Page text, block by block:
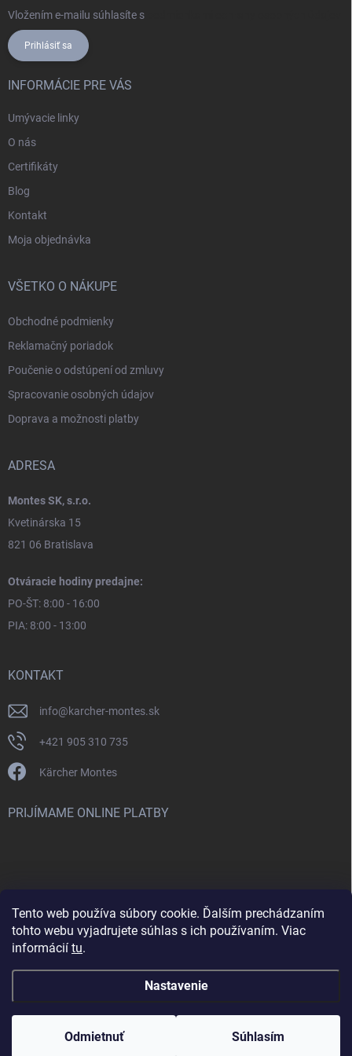
Tento web používa súbory cookie. Ďalším prechádzaním
tohto webu vyjadrujete súhlas s ich používaním. Viac
informácií tu.
Nastavenie
Odmietnuť Súhlasím
Vložením e-mailu súhlasíte s
Prihlásiť sa
INFORMÁCIE PRE VÁS
Umývacie linky
O nás
Certifikáty
Blog
Kontakt
Moja objednávka
VŠETKO O NÁKUPE
Obchodné podmienky
Reklamačný poriadok
Poučenie o odstúpení od zmluvy
Spracovanie osobných údajov
Doprava a možnosti platby
ADRESA
Montes SK, s.r.o.
Kvetinárska 15
821 06 Bratislava
Otváracie hodiny predajne:
PO-ŠT: 8:00 - 16:00
PIA: 8:00 - 13:00
KONTAKT
info@karcher-montes.sk
+421 905 310 735
Kärcher Montes
PRIJÍMAME ONLINE PLATBY
Nenašli ste čo ste hľadali? Máte záujem o inú značku? Skúste
navštíviť aj našu stránku Montclean.sk
Copyright 2026 karcher-montes.sk . Všetky práva vyhradené.